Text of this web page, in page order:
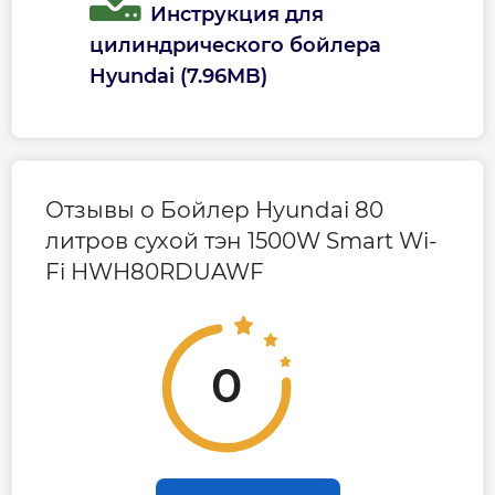
Страна производства Китай
Габариты, размеры, вес
Инструкция для
цилиндрического бойлера
Hyundai (7.96MB)
Отзывы о Бойлер Hyundai 80
литров сухой тэн 1500W Smart Wi-
Fi HWH80RDUAWF
0